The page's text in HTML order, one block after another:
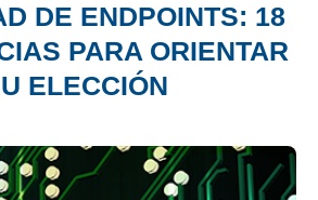
DE ENDPOINTS: 18
PARA ORIENTAR
ELECCIÓN